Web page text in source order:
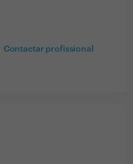
Contactar profissional